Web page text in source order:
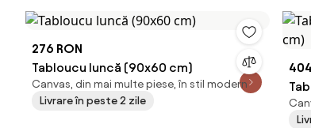
276 RON
Tabloucu luncă (90x60 cm)
Canvas, din mai multe piese, în stil modern
Livrare în peste 2 zile